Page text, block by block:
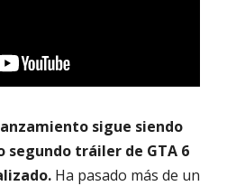
sigue siendo
segundo tráiler de GTA 6
Ha pasado más de un